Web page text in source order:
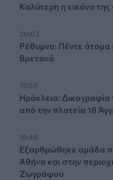
Καλύτερη η εικόνα
20:03
Ρέθυμνο: Πέντε άτομα
Βρετανό
19:59
Ηράκλειο: Δικογραφία
από την πλατεία 18
19:48
Εξαρθρώθηκε ομάδα
Αθήνα και στην
Ζωγράφου